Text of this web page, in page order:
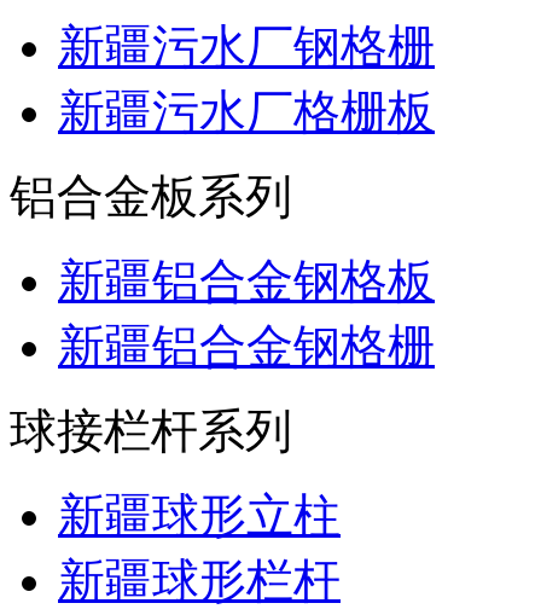
新疆污水厂钢格栅
新疆污水厂格栅板
铝合金板系列
新疆铝合金钢格板
新疆铝合金钢格栅
球接栏杆系列
新疆球形立柱
新疆球形栏杆